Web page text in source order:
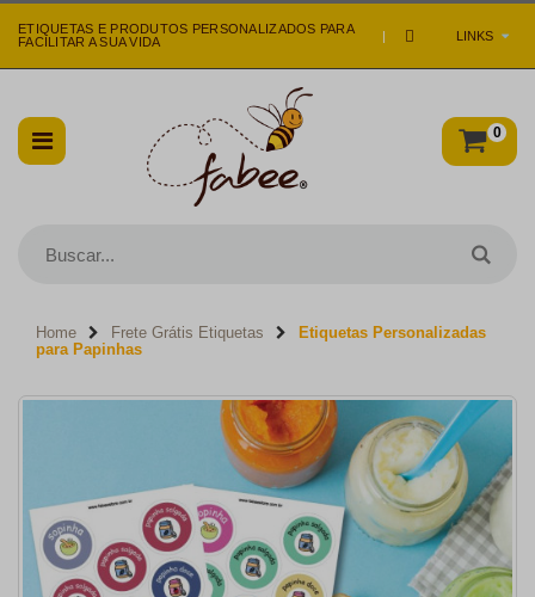
LINKS
ETIQUETAS E PRODUTOS PERSONALIZADOS PARA
FACILITAR A SUA VIDA
|
0
Home Frete Grátis Etiquetas
Etiquetas Personalizadas
para Papinhas